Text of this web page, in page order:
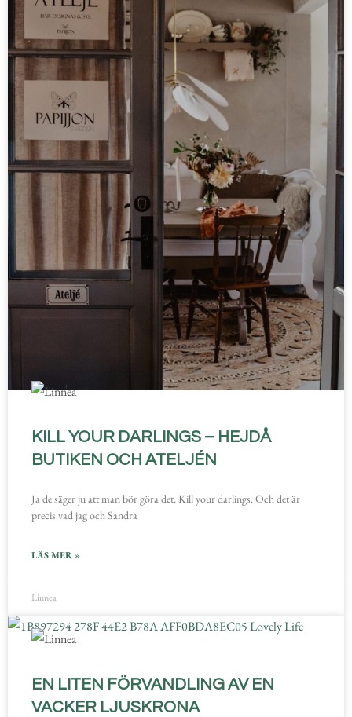
KILL YOUR DARLINGS – HEJDÅ
BUTIKEN OCH ATELJÉN
Ja de säger ju att man bör göra det. Kill your darlings. Och det är
precis vad jag och Sandra
LÄS MER »
Linnea
EN LITEN FÖRVANDLING AV EN
VACKER LJUSKRONA